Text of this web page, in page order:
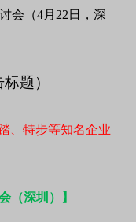
题）
踏、特步等知名企业
（深圳） 】